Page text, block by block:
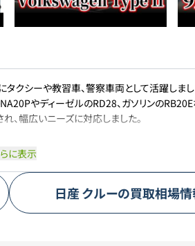
クシーや教習車、警察車両として活躍しまし
やディーゼルのRD28、ガソリンの
、幅広いニーズに対応しました。
に表示
日産クルーの買取相場情